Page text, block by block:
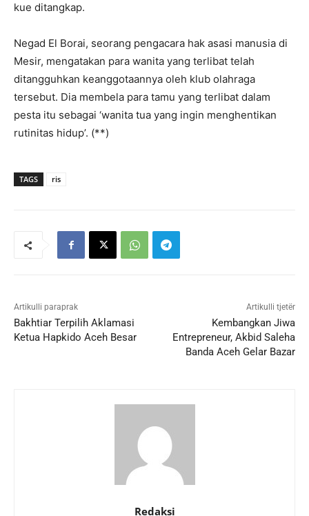
kue ditangkap.
Negad El Borai, seorang pengacara hak asasi manusia di
Mesir, mengatakan para wanita yang terlibat telah
ditangguhkan keanggotaannya oleh klub olahraga
tersebut. Dia membela para tamu yang terlibat dalam
pesta itu sebagai ‘wanita tua yang ingin menghentikan
rutinitas hidup’. (**)
TAGS ris
Artikulli paraprak
Bakhtiar Terpilih Aklamasi
Ketua Hapkido Aceh Besar
Artikulli tjetër
Kembangkan Jiwa
Entrepreneur, Akbid Saleha
Banda Aceh Gelar Bazar
Redaksi